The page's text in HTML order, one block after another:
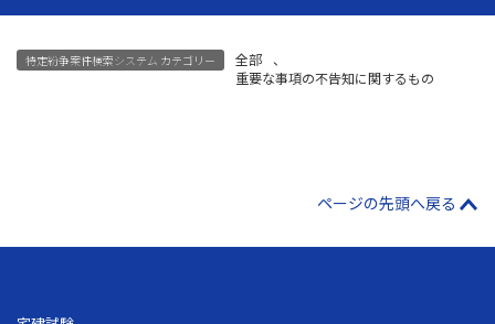
特定紛争案件検索システム カテゴリー 全部
、
重要な事項の不告知に関するもの
ページの先頭へ戻る